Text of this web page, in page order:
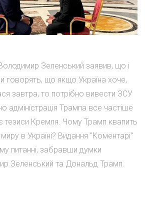
Зеленський заявив, що і
говорять, що якщо Україна хоче,
завтра, то потрібно вивести ЗСУ
адміністрація Трампа все частіше
тезиси Кремля. Чому Трамп квапить
в Україні? Видання "Коментарі"
питанні, забравши думки
Зеленський та Дональд Трамп.